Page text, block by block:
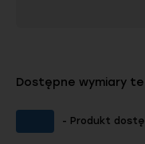
Dostępne wymiary
- Produkt